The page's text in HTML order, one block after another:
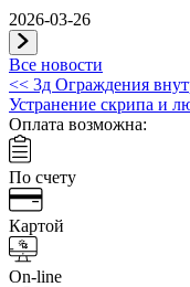
2026-03-26
Все новости
Навигация
по
записям
<< 3д Ограждения
Устранение скрипа и
Оплата возможна:
По счету
Картой
On-line